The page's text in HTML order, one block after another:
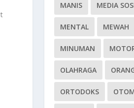
MANIS MEDIA
MENTAL MEWAH
MINUMAN
OLAHRAGA
ORTODOKS